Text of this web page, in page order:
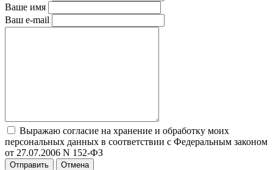
Ваше имя
Ваш e-mail
Выражаю согласие на хранение и обработку моих
персональных данных в соответствии с Федеральным законом
от 27.07.2006 N 152-ФЗ
Отправить Отмена